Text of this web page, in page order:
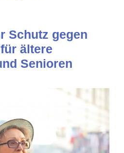
Schutz gegen
ältere
Senioren